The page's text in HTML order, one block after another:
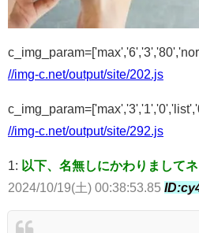
//img-c.net/output/site/202.js
//img-c.net/output/site/292.js
1: 以下、名無しにかわりまして
2024/10/19(土) 00:38:53.85